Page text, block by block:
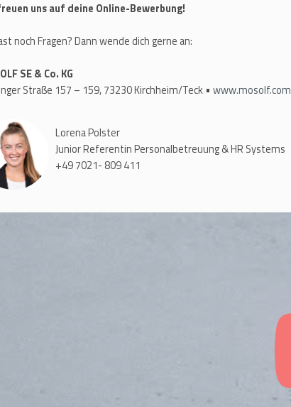
uns auf deine Online-Bewerbung!
noch Fragen? Dann wende dich gerne an:
SE & Co. KG
Straße 157 – 159, 73230 Kirchheim/Teck • www.mosolf.com
Lorena Polster
Junior Referentin Personalbetreuung & HR Systems
+49 7021- 809 411